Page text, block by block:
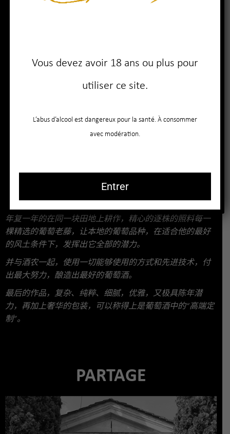
选择一个著名产区，与一个拥有优秀风土的酒农进行长期
合作，并选取这个酒农家占据最佳风土的一块田地。
年复一年的在同一块田地上耕作，精心的逐株的照料每一
棵精选的葡萄老藤，让本地的葡萄品种，在适合他的最好
的风土条件下，发挥出它全部的潜力。
并与酒农一起，使用一切能够使用的方式和先进技术，付
出最大努力，酿造出最好的葡萄酒。
最后的作品，复杂、纯粹、细腻，优雅，又极具陈年潜
力，再加上奢华的包装，可以称得上是葡萄酒中的“高端定
制”。
PARTAGE
Vous devez avoir 18 ans ou plus pour
utiliser ce site.
L’abus d’alcool est dangereux pour la santé. À consommer
avec modération.
Entrer